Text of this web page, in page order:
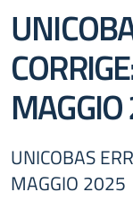
UNICOBAS
MAGGIO 2025